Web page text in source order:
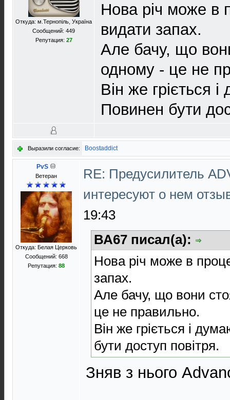
Откуда: м.Тернопіль, Україна
Сообщений: 449
Репутация: 27
Нова річ може в
видати запах.
Але бачу, що
одному - це не
Він же гріється
Повинен бути
Выразили согласие: Boostaddict
PvS
Ветеран
Откуда: Белая Церковь
Сообщений: 668
Репутация: 88
RE: Предусилитель
интересуют о нем
19:43
ВА67 писал(а):
Нова річ може в
запах.
Але бачу, що вони
це не правильно.
Він же гріється і
бути доступ повітря.
Зняв з нього